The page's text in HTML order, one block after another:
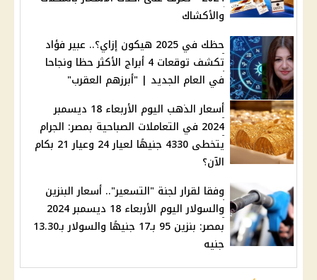
والأكشاك
حظك في 2025 هيكون إزاي؟.. عبير فؤاد
تكشف توقعات 4 أبراج الأكثر حظا ونجاحا
في العام الجديد | "أبرزهم العقرب"
أسعار الذهب اليوم الأربعاء 18 ديسمبر
2024 في التعاملات الصباحية بمصر: الجرام
يتخطى 4330 جنيهًا لعيار 24 وعيار 21 بكام
الآن؟
وفقا لقرار لجنة "التسعير".. أسعار البنزين
والسولار اليوم الأربعاء 18 ديسمبر 2024
بمصر: بنزين 95 بـ17 جنيهًا والسولار بـ13.30
جنيه